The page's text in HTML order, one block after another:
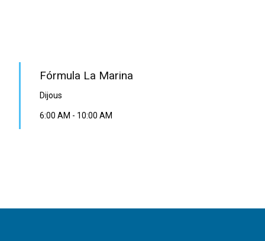
Fórmula La Marina
Dijous
6:00 AM - 10:00 AM